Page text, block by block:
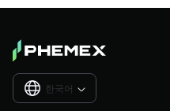
한국어 